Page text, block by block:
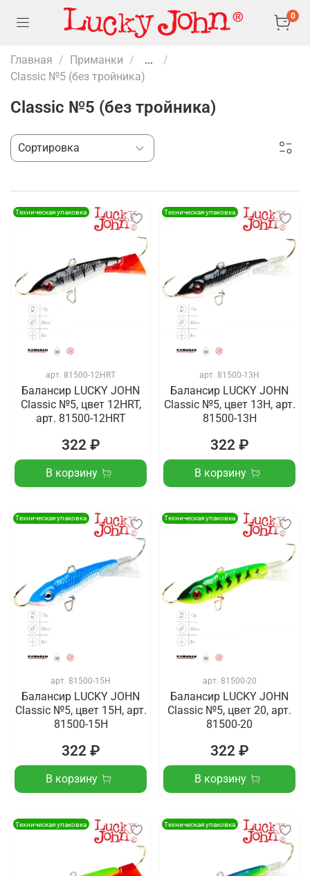
0
Главная Приманки
...
Classic №5 (без тройника)
Classic №5 (без тройника)
Техническая упаковка
арт. 81500-12HRT
Балансир LUCKY JOHN
Classic №5, цвет 12HRT,
арт. 81500-12HRT
322 ₽
В корзину
Техническая упаковка
арт. 81500-13H
Балансир LUCKY JOHN
Classic №5, цвет 13H, арт.
81500-13H
322 ₽
В корзину
Техническая упаковка
арт. 81500-15H
Балансир LUCKY JOHN
Classic №5, цвет 15H, арт.
81500-15H
322 ₽
В корзину
Техническая упаковка
арт. 81500-20
Балансир LUCKY JOHN
Classic №5, цвет 20, арт.
81500-20
322 ₽
В корзину
Техническая упаковка Техническая упаковка